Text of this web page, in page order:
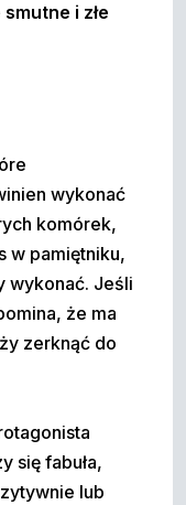
i złe
wykonać
komórek,
w pamiętniku,
wykonać. Jeśli
że ma
zerknąć do
się fabuła,
lub